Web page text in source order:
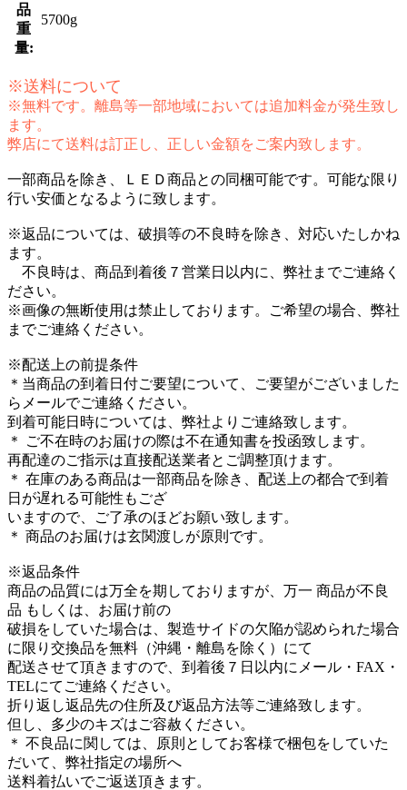
品
重
量:
5700g
※送料について
※無料です。離島等一部地域においては追加料金が発生致し
ます。
弊店にて送料は訂正し、正しい金額をご案内致します。
一部商品を除き、ＬＥＤ商品との同梱可能です。可能な限り
行い安価となるように致します。
※返品については、破損等の不良時を除き、対応いたしかね
ます。
不良時は、商品到着後７営業日以内に、弊社までご連絡く
ださい。
※画像の無断使用は禁止しております。ご希望の場合、弊社
までご連絡ください。
※配送上の前提条件
＊当商品の到着日付ご要望について、ご要望がございました
らメールでご連絡ください。
到着可能日時については、弊社よりご連絡致します。
＊ ご不在時のお届けの際は不在通知書を投函致します。
再配達のご指示は直接配送業者とご調整頂けます。
＊ 在庫のある商品は一部商品を除き、配送上の都合で到着
日が遅れる可能性もござ
いますので、ご了承のほどお願い致します。
＊ 商品のお届けは玄関渡しが原則です。
※返品条件
商品の品質には万全を期しておりますが、万一 商品が不良
品 もしくは、お届け前の
破損をしていた場合は、製造サイドの欠陥が認められた場合
に限り交換品を無料（沖縄・離島を除く）にて
配送させて頂きますので、到着後７日以内にメール・FAX・
TELにてご連絡ください。
折り返し返品先の住所及び返品方法等ご連絡致します。
但し、多少のキズはご容赦ください。
＊ 不良品に関しては、原則としてお客様で梱包をしていた
だいて、弊社指定の場所へ
送料着払いでご返送頂きます。